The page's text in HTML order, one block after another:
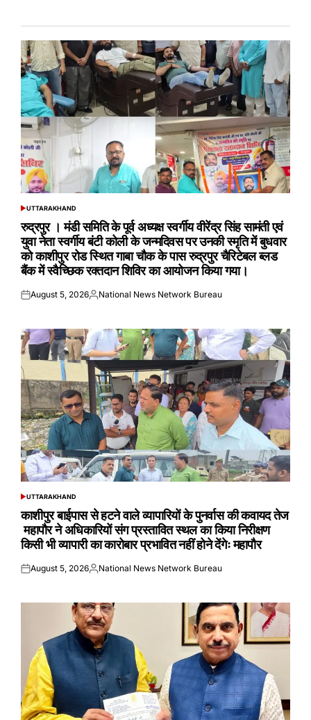
POSTED
UTTARAKHAND
रुद्रपुर । मंडी समिति के पूर्व अध्यक्ष स्वर्गीय वीरेंद्र सिंह सामंती एवं
युवा नेता स्वर्गीय बंटी कोली के जन्मदिवस पर उनकी स्मृति में बुधवार
को काशीपुर रोड स्थित गाबा चौक के पास रुद्रपुर चैरिटेबल ब्लड
बैंक में स्वैच्छिक रक्तदान शिविर का आयोजन किया गया।
Posted
August 5, 2026Posted
National News Network Bureau
POSTED
UTTARAKHAND
काशीपुर बाईपास से हटने वाले व्यापारियों के पुनर्वास की कवायद तेज
महापौर ने अधिकारियों संग प्रस्तावित स्थल का किया निरीक्षण
किसी भी व्यापारी का कारोबार प्रभावित नहीं होने देंगेः महापौर
Posted
August 5, 2026Posted
National News Network Bureau